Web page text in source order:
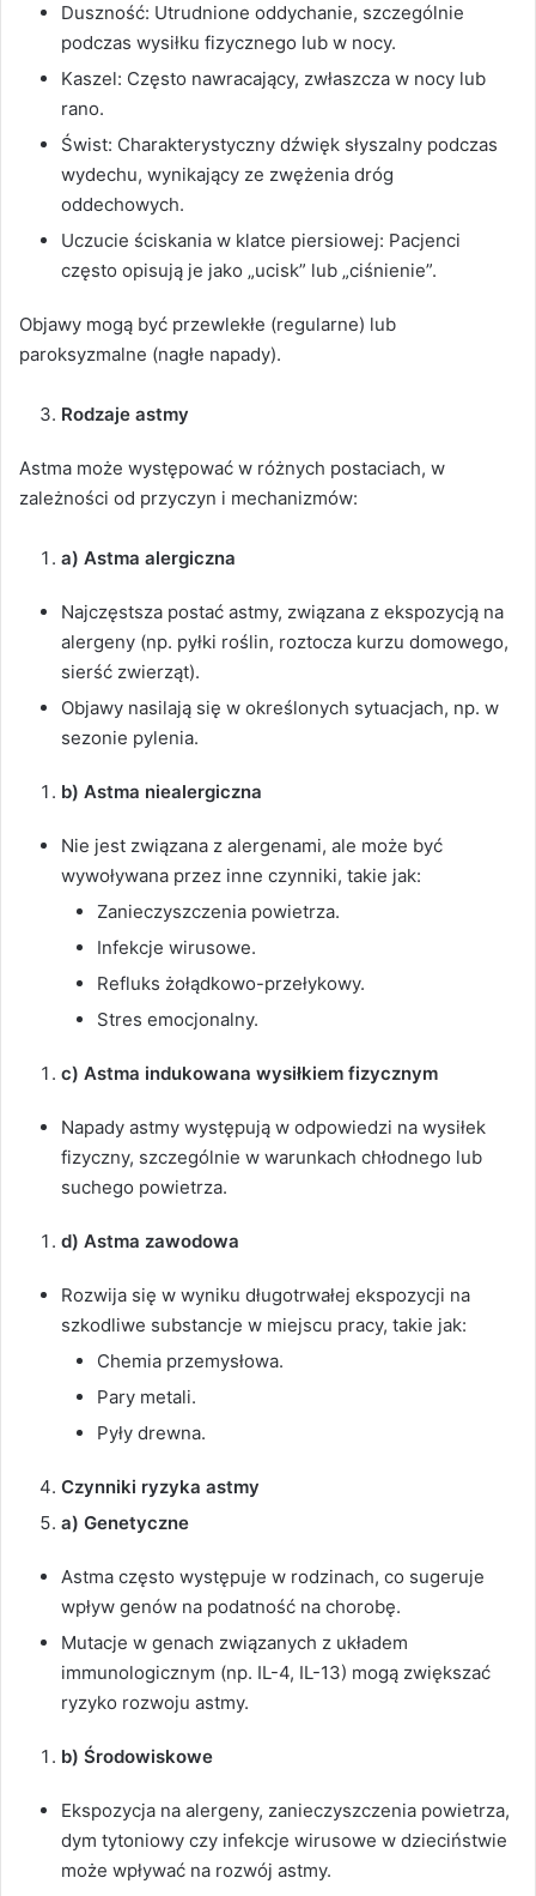
Duszność: Utrudnione oddychanie, szczególnie
podczas wysiłku fizycznego lub w nocy.
Kaszel: Często nawracający, zwłaszcza w nocy lub
rano.
Świst: Charakterystyczny dźwięk słyszalny podczas
wydechu, wynikający ze zwężenia dróg
oddechowych.
Uczucie ściskania w klatce piersiowej: Pacjenci
często opisują je jako „ucisk” lub „ciśnienie”.
Objawy mogą być przewlekłe (regularne) lub
paroksyzmalne (nagłe napady).
Rodzaje astmy
Astma może występować w różnych postaciach, w
zależności od przyczyn i mechanizmów:
a) Astma alergiczna
Najczęstsza postać astmy, związana z ekspozycją na
alergeny (np. pyłki roślin, roztocza kurzu domowego,
sierść zwierząt).
Objawy nasilają się w określonych sytuacjach, np. w
sezonie pylenia.
b) Astma niealergiczna
Nie jest związana z alergenami, ale może być
wywoływana przez inne czynniki, takie jak:
Zanieczyszczenia powietrza.
Infekcje wirusowe.
Refluks żołądkowo-przełykowy.
Stres emocjonalny.
c) Astma indukowana wysiłkiem fizycznym
Napady astmy występują w odpowiedzi na wysiłek
fizyczny, szczególnie w warunkach chłodnego lub
suchego powietrza.
d) Astma zawodowa
Rozwija się w wyniku długotrwałej ekspozycji na
szkodliwe substancje w miejscu pracy, takie jak:
Chemia przemysłowa.
Pary metali.
Pyły drewna.
Czynniki ryzyka astmy
a) Genetyczne
Astma często występuje w rodzinach, co sugeruje
wpływ genów na podatność na chorobę.
Mutacje w genach związanych z układem
immunologicznym (np. IL-4, IL-13) mogą zwiększać
ryzyko rozwoju astmy.
b) Środowiskowe
Ekspozycja na alergeny, zanieczyszczenia powietrza,
dym tytoniowy czy infekcje wirusowe w dzieciństwie
może wpływać na rozwój astmy.